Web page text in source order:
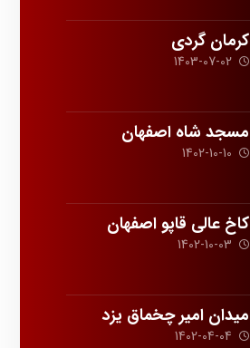
کرمان گردی
1403-07-02
مسجد شاه اصفهان
1402-10-10
کاخ عالی قاپو اصفهان
1402-10-03
میدان امیر چخماق یزد
1402-04-04